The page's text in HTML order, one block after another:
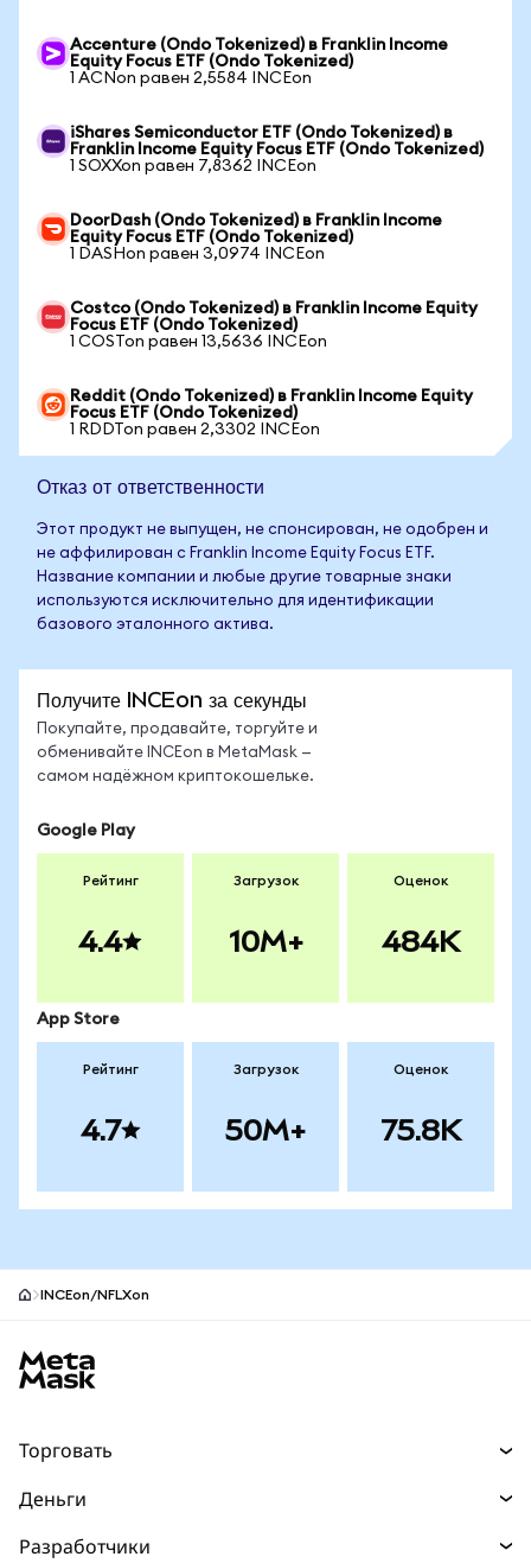
Accenture (Ondo Tokenized) в Franklin Income
Equity Focus ETF (Ondo Tokenized)
1 ACNon равен 2,5584 INCEon
iShares Semiconductor ETF (Ondo Tokenized) в
Franklin Income Equity Focus ETF (Ondo Tokenized)
1 SOXXon равен 7,8362 INCEon
DoorDash (Ondo Tokenized) в Franklin Income
Equity Focus ETF (Ondo Tokenized)
1 DASHon равен 3,0974 INCEon
Costco (Ondo Tokenized) в Franklin Income Equity
Focus ETF (Ondo Tokenized)
1 COSTon равен 13,5636 INCEon
Reddit (Ondo Tokenized) в Franklin Income Equity
Focus ETF (Ondo Tokenized)
1 RDDTon равен 2,3302 INCEon
Отказ от ответственности
Этот продукт не выпущен, не спонсирован, не одобрен и
не аффилирован с Franklin Income Equity Focus ETF.
Название компании и любые другие товарные знаки
используются исключительно для идентификации
базового эталонного актива.
Получите INCEon за секунды
Покупайте, продавайте, торгуйте и
обменивайте INCEon в MetaMask —
самом надёжном криптокошельке.
Google Play
Рейтинг
4.4
Загрузок
10M+
Оценок
484K
App Store
Рейтинг
4.7
Загрузок
50M+
Оценок
75.8K
INCEon/NFLXon
Торговать
Деньги
Разработчики